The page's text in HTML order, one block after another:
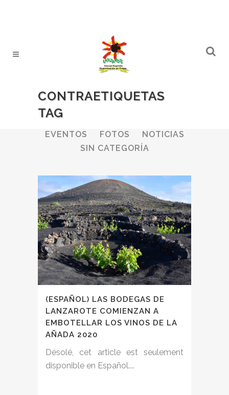
CONTRAETIQUETAS
TAG
ALL
EVENTOS
FOTOS
NOTICIAS
SIN CATEGORÍA
(ESPAÑOL) LAS BODEGAS DE
LANZAROTE COMIENZAN A
EMBOTELLAR LOS VINOS DE LA
AÑADA 2020
Désolé, cet article est seulement
disponible en Español....